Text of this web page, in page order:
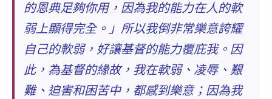
的恩典足夠你用，因為我的能力在人的軟
弱上顯得完全。」所以我倒非常樂意誇耀
自己的軟弱，好讓基督的能力覆庇我。因
此，為基督的緣故，我在軟弱、凌辱、艱
難、迫害和困苦中，都感到樂意； 因為我